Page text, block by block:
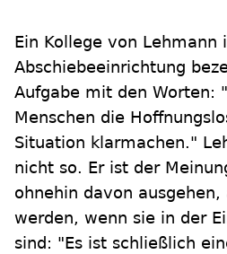
Ein Kollege von Lehmann
Abschiebeeinrichtung
Aufgabe mit den Worten:
Menschen die
Situation klarmachen."
nicht so. Er ist der
ohnehin davon ausgehen,
werden, wenn sie in der
sind: "Es ist schließlich